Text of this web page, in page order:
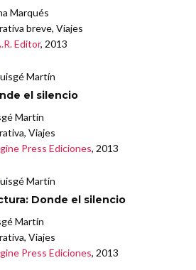
Marqués
breve, Viajes
Editor, 2013
el silencio
Martín
Viajes
Press Ediciones, 2013
Donde el silencio
Martín
Viajes
Press Ediciones, 2013